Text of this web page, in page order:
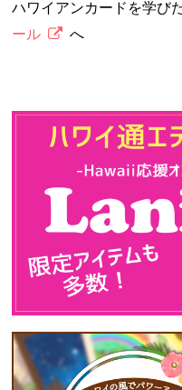
ハワイアンカードを学び
ール
へ